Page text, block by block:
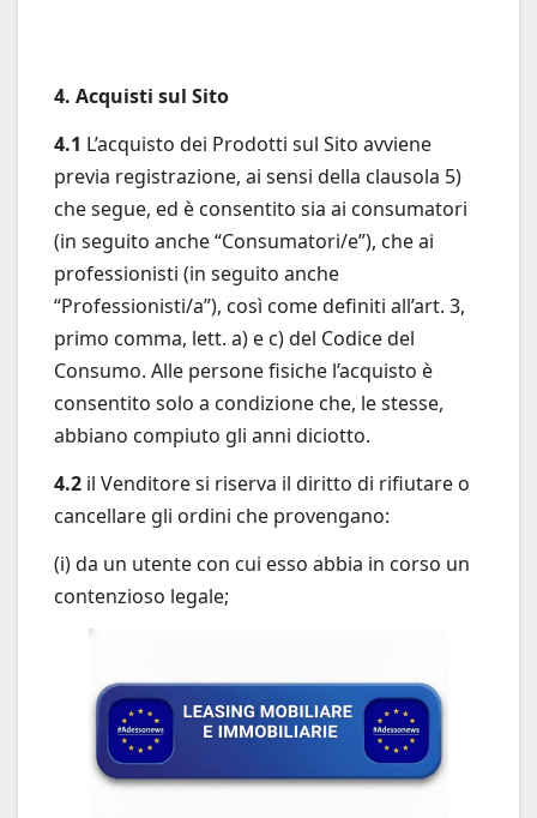
4. Acquisti sul Sito
4.1 L’acquisto dei Prodotti sul Sito avviene
previa registrazione, ai sensi della clausola 5)
che segue, ed è consentito sia ai consumatori
(in seguito anche “Consumatori/e”), che ai
professionisti (in seguito anche
“Professionisti/a”), così come definiti all’art. 3,
primo comma, lett. a) e c) del Codice del
Consumo. Alle persone fisiche l’acquisto è
consentito solo a condizione che, le stesse,
abbiano compiuto gli anni diciotto.
4.2 il Venditore si riserva il diritto di rifiutare o
cancellare gli ordini che provengano:
(i) da un utente con cui esso abbia in corso un
contenzioso legale;